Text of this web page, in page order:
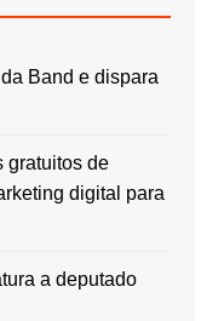
Band e dispara
gratuitos de
digital para
a deputado